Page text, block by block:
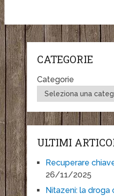
CATEGORIE
Categorie
ULTIMI
Recuperare
26/11/2025
Nitazeni: la